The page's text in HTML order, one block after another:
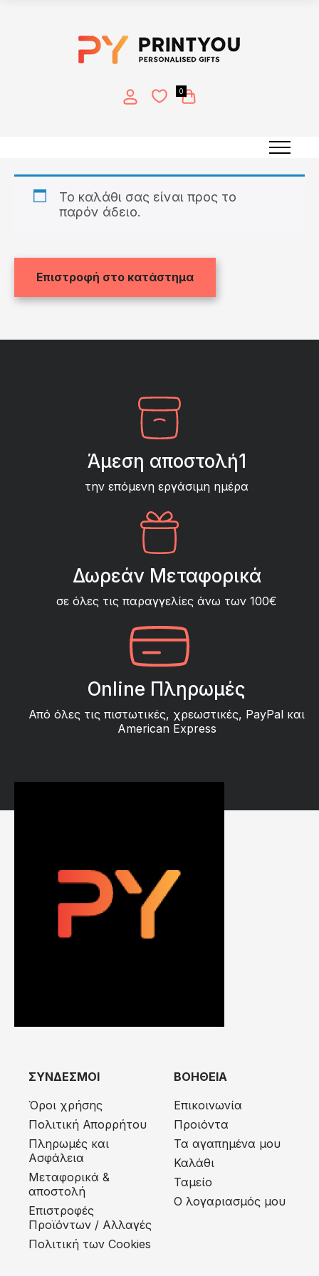
0
Το καλάθι σας είναι προς το
παρόν άδειο.
Επιστροφή στο κατάστημα
Άμεση αποστολή1
την επόμενη εργάσιμη ημέρα
Δωρεάν Μεταφορικά
σε όλες τις παραγγελίες άνω των 100€
Online Πληρωμές
Από όλες τις πιστωτικές, χρεωστικές, PayPal και
American Express
ΣΥΝΔΕΣΜΟΙ
Όροι χρήσης
Πολιτική Απορρήτου
Πληρωμές και
Ασφάλεια
Μεταφορικά &
αποστολή
Eπιστροφές
Προϊόντων / Αλλαγές
Πολιτική των Cookies
ΒΟΗΘΕΙΑ
Επικοινωνία
Προιόντα
Τα αγαπημένα μου
Καλάθι
Ταμείο
Ο λογαριασμός μου